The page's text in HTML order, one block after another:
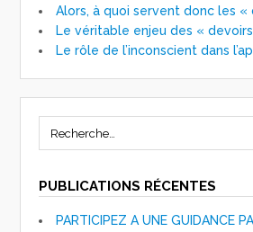
Alors, à quoi servent donc les «
Le véritable enjeu des «
Le rôle de l’inconscient dans
PUBLICATIONS RÉCENTES
PARTICIPEZ A UNE GUIDANCE